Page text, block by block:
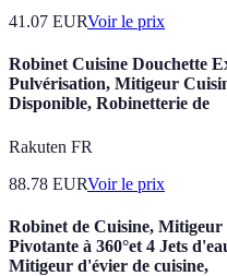
41.07 EURVoir le prix
Robinet Cuisine Douchette
Pulvérisation, Mitigeur
Disponible, Robinetterie de
Rakuten FR
88.78 EURVoir le prix
Robinet de Cuisine, Mitigeur
Pivotante à 360°et 4 Jets
Mitigeur d'évier de cuisine,